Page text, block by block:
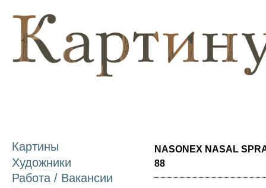
Картины
Художники
Работа / Вакансии
NASONEX NASAL
88